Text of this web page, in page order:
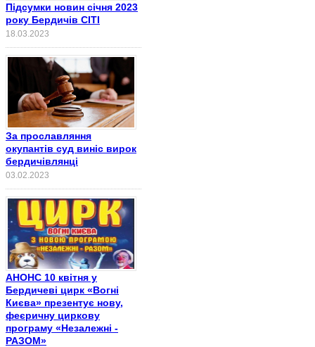
Підсумки новин січня 2023
року Бердичів СІТІ
18.03.2023
За прославляння
окупантів суд виніс вирок
бердичівлянці
03.02.2023
АНОНС 10 квітня у
Бердичеві цирк «Вогні
Києва» презентує нову,
феєричну циркову
програму «Незалежні -
РАЗОМ»